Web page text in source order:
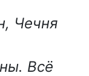
Чечня
Всё